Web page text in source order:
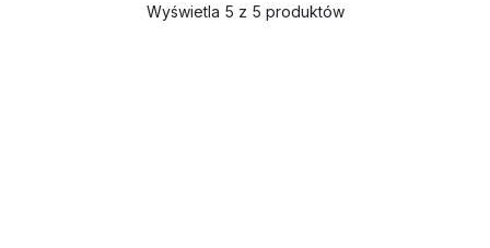
Wyświetla 5 z 5 produktów